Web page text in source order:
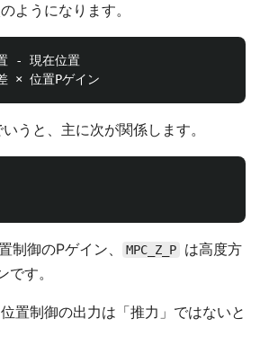
ようになります。
- 現在位置
うと、主に次が関係します。
制御のPゲイン、 MPC_Z_P
は高度方
す。
置制御の出力は「推力」ではないと